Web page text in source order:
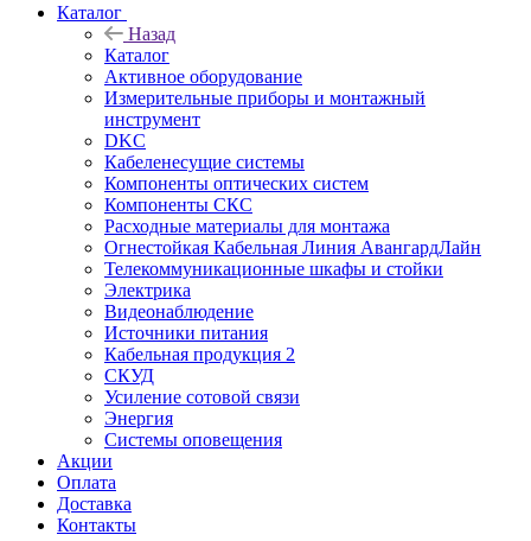
Каталог
Назад
Каталог
Активное оборудование
Измерительные приборы и монтажный
инструмент
DKC
Кабеленесущие системы
Компоненты оптических систем
Компоненты СКС
Расходные материалы для монтажа
Огнестойкая Кабельная Линия АвангардЛайн
Телекоммуникационные шкафы и стойки
Электрика
Видеонаблюдение
Источники питания
Кабельная продукция 2
СКУД
Усиление сотовой связи
Энергия
Системы оповещения
Акции
Оплата
Доставка
Контакты